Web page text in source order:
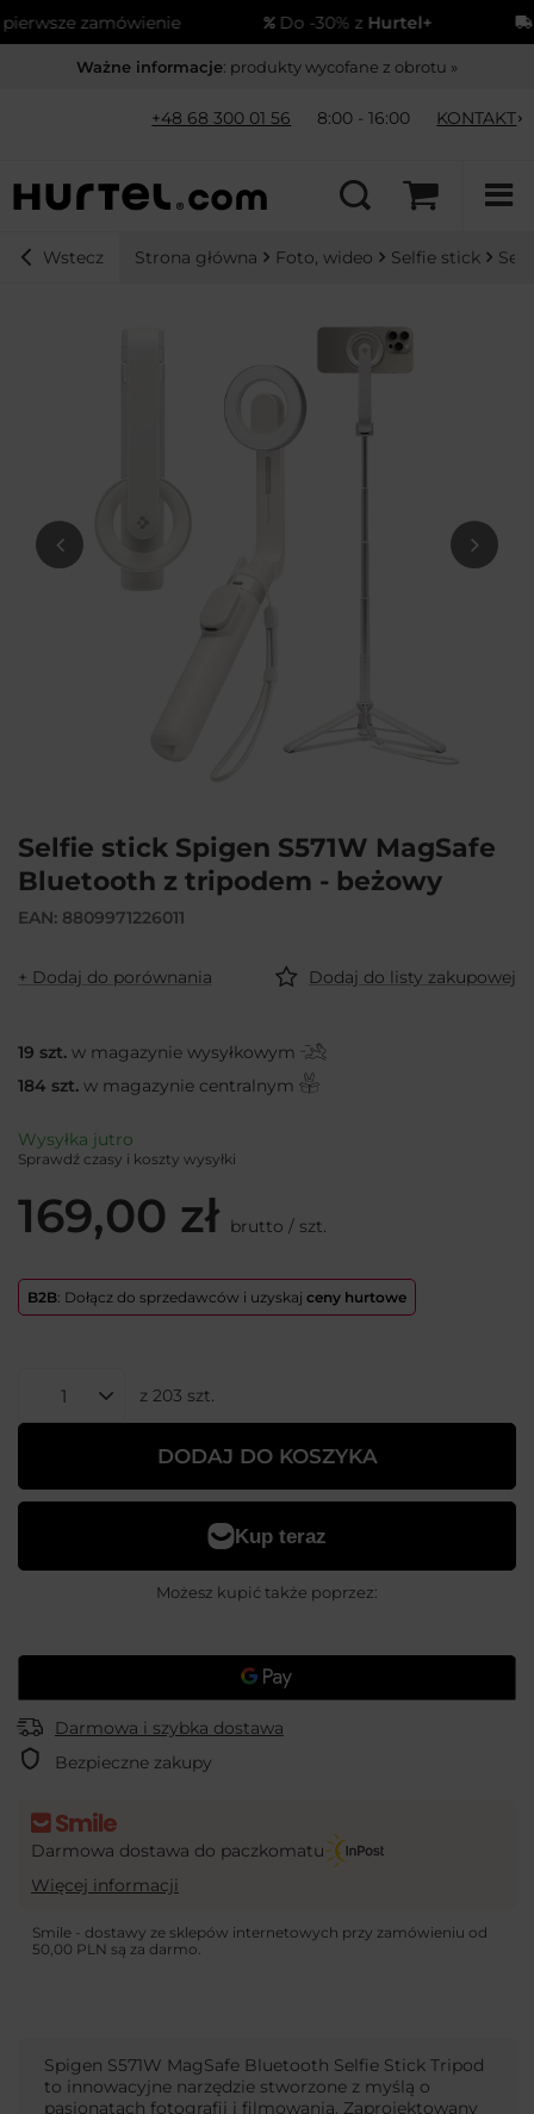
zamówienie Do -30% zHurtel+
Ważne informacje: produkty wycofane z obrotu »
+48 68 300 01 56 8:00 - 16:00 KONTAKT
Wstecz Strona główna Foto, wideo Selfie stick
Selfie stick Spigen S571W MagSafe
Bluetooth z tripodem - beżowy
EAN: 8809971226011
+ Dodaj do porównania Dodaj do listy zakupowej
19 szt. w magazynie wysyłkowym
184 szt. w magazynie centralnym
Wysyłka jutro
Sprawdź czasy i koszty wysyłki
169,00 zł brutto / szt.
B2B: Dołącz do sprzedawców i uzyskaj ceny hurtowe
z 203 szt.
DODAJ DO KOSZYKA
Możesz kupić także poprzez:
Darmowa i szybka dostawa
Bezpieczne zakupy
Darmowa dostawa do paczkomatu
Więcej informacji
Smile - dostawy ze sklepów internetowych przy zamówieniu od
50,00 PLN są za darmo.
Spigen S571W MagSafe Bluetooth Selfie Stick Tripod
to innowacyjne narzędzie stworzone z myślą o
pasjonatach fotografii i filmowania. Zaprojektowany